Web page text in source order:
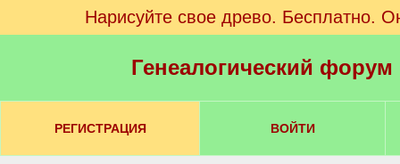
Нарисуйте свое древо. Бесплатно.
Генеалогический
РЕГИСТРАЦИЯ ВОЙТИ